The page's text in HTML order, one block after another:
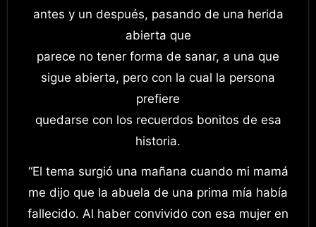
antes y un después, pasando de una herida
abierta que
parece no tener forma de sanar, a una que
sigue abierta, pero con la cual la persona
prefiere
quedarse con los recuerdos bonitos de esa
historia.
“El tema surgió una mañana cuando mi mamá
me dijo que la abuela de una prima mía había
fallecido. Al haber convivido con esa mujer en